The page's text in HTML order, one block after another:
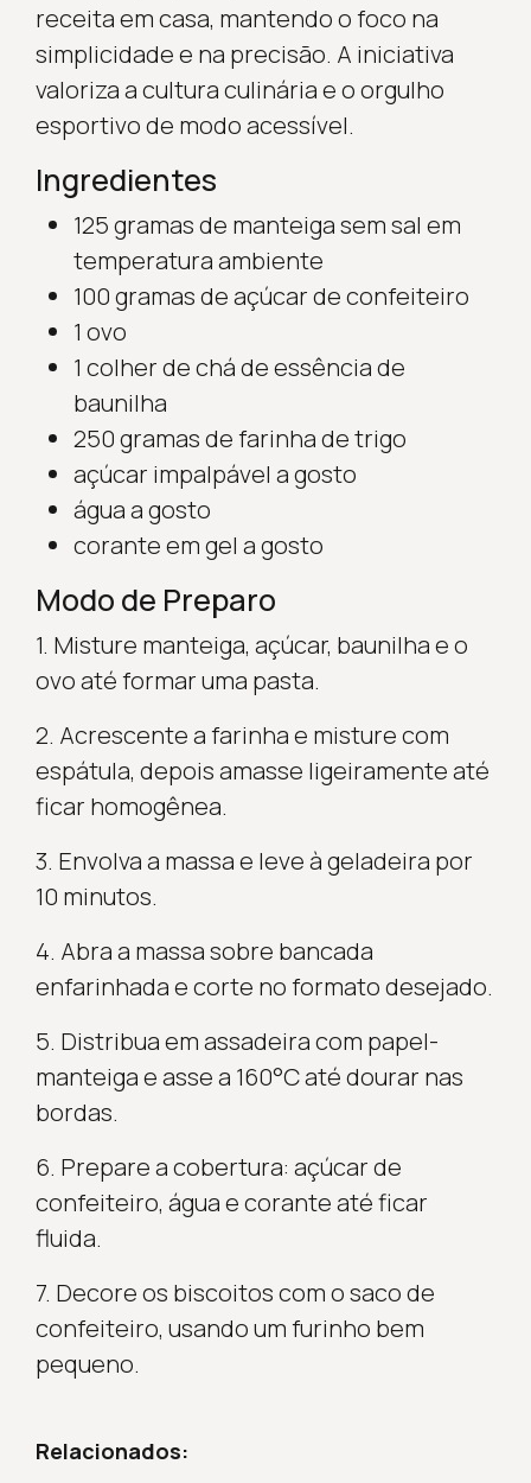
receita em casa, mantendo o foco na
simplicidade e na precisão. A iniciativa
valoriza a cultura culinária e o orgulho
esportivo de modo acessível.
Ingredientes
125 gramas de manteiga sem sal em
temperatura ambiente
100 gramas de açúcar de confeiteiro
1 ovo
1 colher de chá de essência de
baunilha
250 gramas de farinha de trigo
açúcar impalpável a gosto
água a gosto
corante em gel a gosto
Modo de Preparo
1. Misture manteiga, açúcar, baunilha e o
ovo até formar uma pasta.
2. Acrescente a farinha e misture com
espátula, depois amasse ligeiramente até
ficar homogênea.
3. Envolva a massa e leve à geladeira por
10 minutos.
4. Abra a massa sobre bancada
enfarinhada e corte no formato desejado.
5. Distribua em assadeira com papel-
manteiga e asse a 160°C até dourar nas
bordas.
6. Prepare a cobertura: açúcar de
confeiteiro, água e corante até ficar
fluida.
7. Decore os biscoitos com o saco de
confeiteiro, usando um furinho bem
pequeno.
Relacionados: